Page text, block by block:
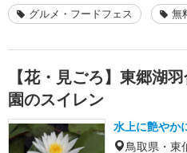
グルメ・フードフェス 無
【花・見ごろ】東郷湖
園のスイレン
水上に艶やか
鳥取県・東